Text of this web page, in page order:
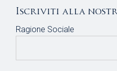
Iscriviti alla
Ragione Sociale